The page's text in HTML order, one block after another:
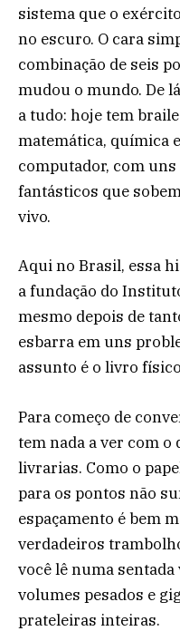
sistema que o
no escuro. O cara
combinação de seis
mudou o mundo. De
a tudo: hoje tem
matemática, química
computador, com
fantásticos que
vivo.
Aqui no Brasil, essa
a fundação do
mesmo depois de
esbarra em uns
assunto é o livro
Para começo de
tem nada a ver com o
livrarias. Como o
para os pontos não
espaçamento é bem
verdadeiros
você lê numa
volumes pesados e
prateleiras inteiras.